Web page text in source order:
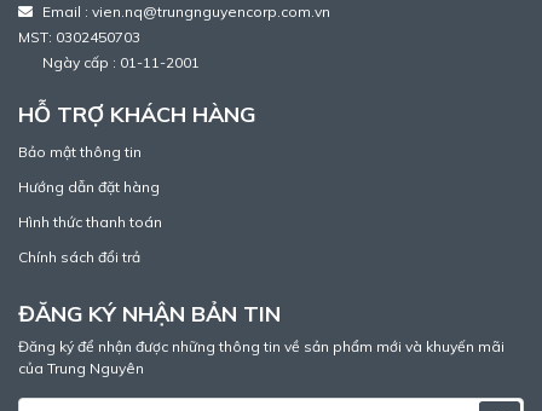
Email : vien.nq@trungnguyencorp.com.vn
MST: 0302450703
Ngày cấp : 01-11-2001
HỖ TRỢ KHÁCH HÀNG
Bảo mật thông tin
Hướng dẫn đặt hàng
Hình thức thanh toán
Chính sách đổi trả
ĐĂNG KÝ NHẬN BẢN TIN
Đăng ký để nhận được những thông tin về sản phẩm mới và khuyến mãi
của Trung Nguyên